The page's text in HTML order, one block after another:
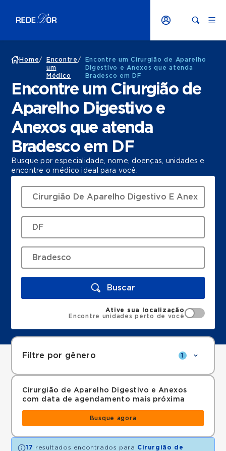
Home/
Encontre
um
Médico
/
Encontre um Cirurgião de Aparelho
Digestivo e Anexos que atenda
Bradesco em DF
Encontre um Cirurgião de
Aparelho Digestivo e
Anexos que atenda
Bradesco em DF
Busque por especialidade, nome, doenças, unidades e
encontre o médico ideal para você.
Buscar
Ative sua localização
Encontre unidades perto de você
Filtre por gênero 1
Cirurgião de Aparelho Digestivo e Anexos
com data de agendamento mais próxima
Busque agora
17 resultados encontrados para Cirurgião de